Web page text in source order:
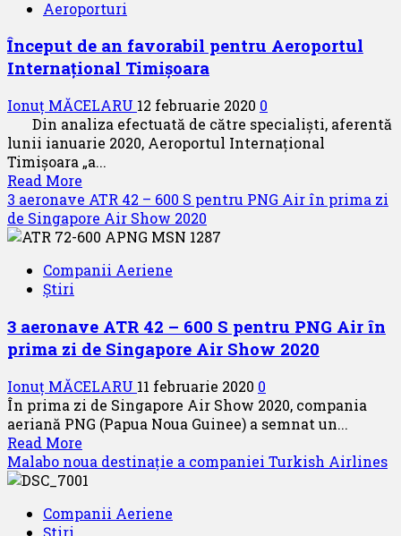
european
și
câteva
privind
utilizarea
dronelor
Aeroporturi
Început de an favorabil pentru Aeroportul
Internațional Timișoara
Ionuț MĂCELARU 12 februarie 2020 0
Din analiza efectuată de către specialiști, aferentă
lunii ianuarie 2020, Aeroportul Internațional
Timișoara „a...
Read More
more
about
Început
an
Aeroportul
Internațional
3 aeronave ATR 42 – 600 S pentru PNG Air în prima zi
de Singapore Air Show 2020
Companii Aeriene
Știri
3 aeronave ATR 42 – 600 S pentru PNG Air în
prima zi de Singapore Air Show 2020
Ionuț MĂCELARU 11 februarie 2020 0
În prima zi de Singapore Air Show 2020, compania
aeriană PNG (Papua Noua Guinee) a semnat un...
Read More
more
about
aeronave
Malabo noua destinație a companiei Turkish Airlines
Companii Aeriene
Știri